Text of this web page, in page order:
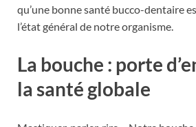
qu’une bonne santé bucco-dentaire
l’état général de notre organisme.
La bouche : porte
la santé globale